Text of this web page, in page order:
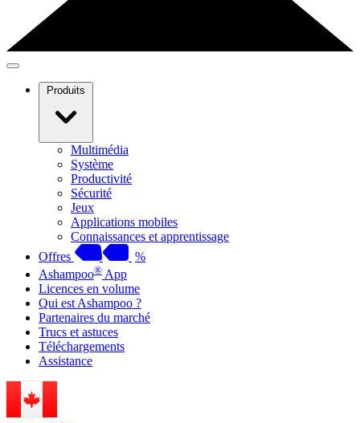
Produits
Multimédia
Système
Productivité
Sécurité
Jeux
Applications mobiles
Connaissances et apprentissage
Offres
%
Ashampoo® App
Licences en volume
Qui est Ashampoo ?
Partenaires du marché
Trucs et astuces
Téléchargements
Assistance